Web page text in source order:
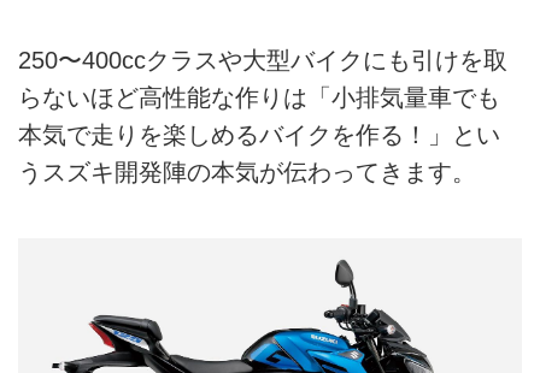
250〜400ccクラスや大型バイクにも引けを取
らないほど高性能な作りは「小排気量車でも
本気で走りを楽しめるバイクを作る！」とい
うスズキ開発陣の本気が伝わってきます。